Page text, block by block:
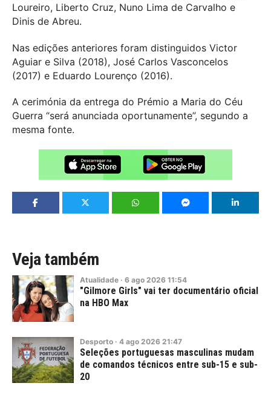
Loureiro, Liberto Cruz, Nuno Lima de Carvalho e
Dinis de Abreu.
Nas edições anteriores foram distinguidos Victor
Aguiar e Silva (2018), José Carlos Vasconcelos
(2017) e Eduardo Lourenço (2016).
A cerimónia da entrega do Prémio a Maria do Céu
Guerra “será anunciada oportunamente”, segundo a
mesma fonte.
Veja também
Atualidade · 6 ago 2026 11:54
"Gilmore Girls" vai ter documentário oficial
na HBO Max
Desporto · 4 ago 2026 21:47
Seleções portuguesas masculinas mudam
de comandos técnicos entre sub-15 e sub-
20